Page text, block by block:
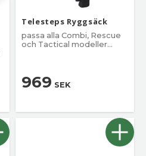
Telesteps Ryggsäck
passa alla Combi, Rescue
och Tactical modeller
969 SEK